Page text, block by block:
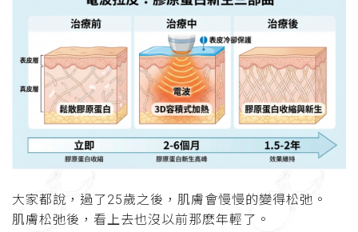
大家都說，過了25歲之後，肌膚會慢慢的變得松弛。
肌膚松弛後，看上去也沒以前那麽年輕了。